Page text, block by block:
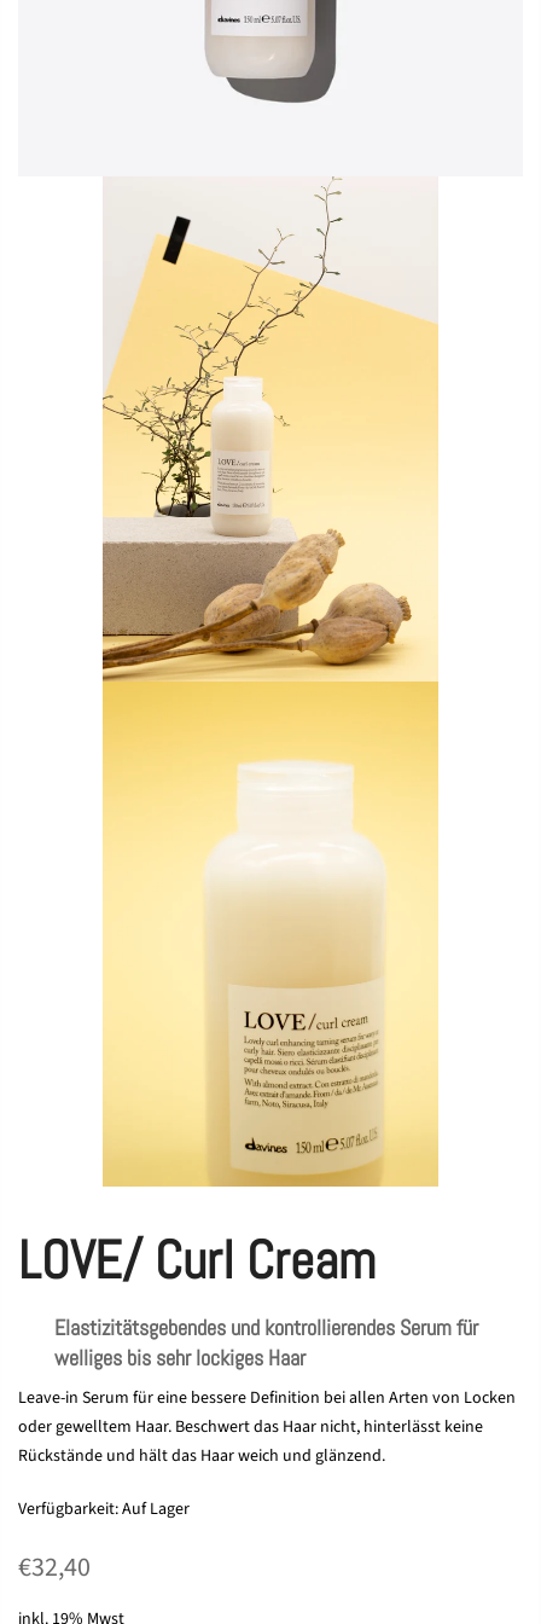
LOVE/ Curl Cream
Elastizitätsgebendes und kontrollierendes Serum für
welliges bis sehr lockiges Haar
Leave-in Serum für eine bessere Definition bei allen Arten von Locken
oder gewelltem Haar. Beschwert das Haar nicht, hinterlässt keine
Rückstände und hält das Haar weich und glänzend.
Verfügbarkeit:Auf Lager
€32,40
inkl. 19% Mwst